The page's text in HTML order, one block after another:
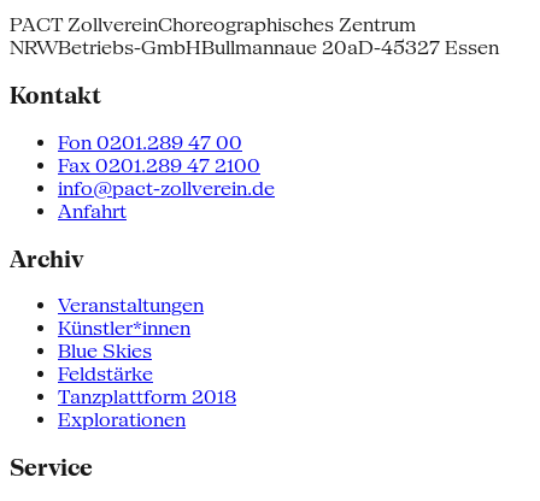
PACT ZollvereinChoreographisches Zentrum
NRWBetriebs-GmbHBullmannaue 20aD-45327 Essen
Kontakt
Fon 0201.289 47 00
Fax 0201.289 47 2100
info@pact-zollverein.de
Anfahrt
Archiv
Veranstaltungen
Künstler*innen
Blue Skies
Feldstärke
Tanzplattform 2018
Explorationen
Service